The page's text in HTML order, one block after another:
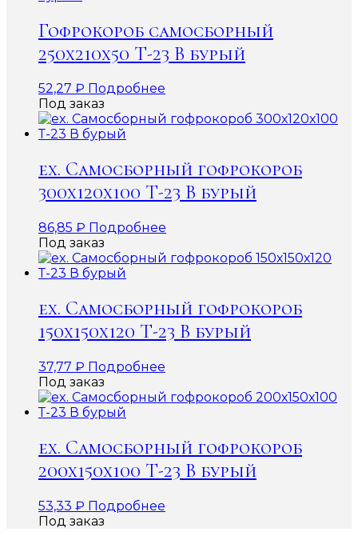
Гофрокороб самосборный
250х210х50 Т-23 В бурый
52,27 ₽ Подробнее
Под заказ
ex. Самосборный гофрокороб
300х120х100 Т-23 В бурый
86,85 ₽ Подробнее
Под заказ
ex. Самосборный гофрокороб
150х150х120 Т-23 В бурый
37,77 ₽ Подробнее
Под заказ
ex. Самосборный гофрокороб
200х150х100 Т-23 В бурый
53,33 ₽ Подробнее
Под заказ